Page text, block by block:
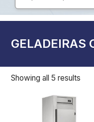
GELADEIRAS
Showing all 5 results